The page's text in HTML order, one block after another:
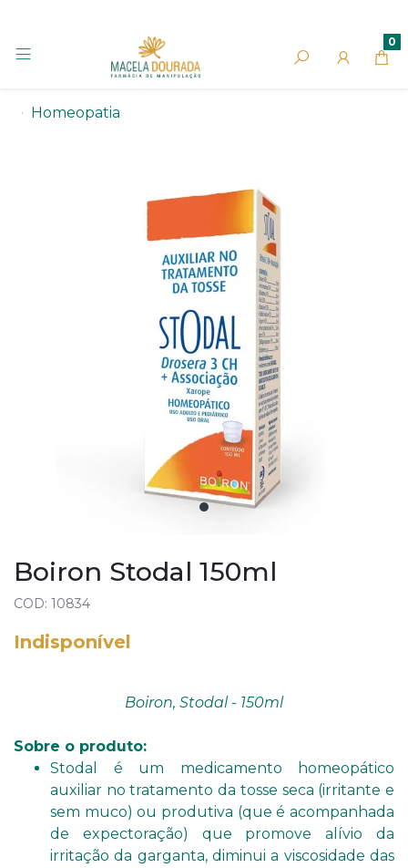
0
Homeopatia
Boiron Stodal 150ml
COD: 10834
Indisponível
Boiron, Stodal - 150ml
Sobre o produto:
Stodal é um medicamento homeopático
auxiliar no tratamento da tosse seca (irritante e
sem muco) ou produtiva (que é acompanhada
de expectoração) que promove alívio da
irritação da garganta, diminui a viscosidade das